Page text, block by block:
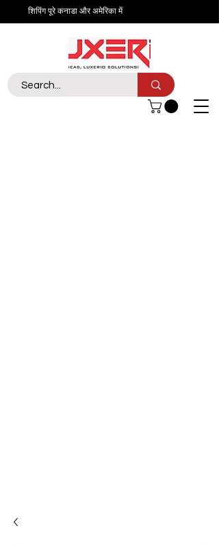
शिपिंग पूरे कनाडा और अमेरिका में